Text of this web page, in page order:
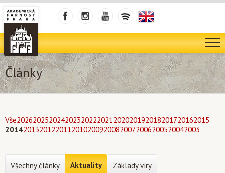
Články
Vše202620252024202320222021202020192018201720162015
201420132012201120102009200820072006200520042003
Všechny články Aktuality Základy víry